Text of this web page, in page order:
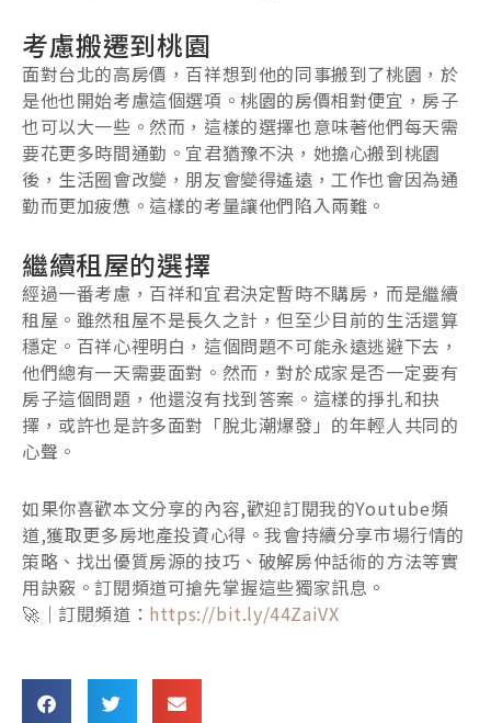
考慮搬遷到桃園
面對台北的高房價，百祥想到他的同事搬到了桃園，於
是他也開始考慮這個選項。桃園的房價相對便宜，房子
也可以大一些。然而，這樣的選擇也意味著他們每天需
要花更多時間通勤。宜君猶豫不決，她擔心搬到桃園
後，生活圈會改變，朋友會變得遙遠，工作也會因為通
勤而更加疲憊。這樣的考量讓他們陷入兩難。
繼續租屋的選擇
經過一番考慮，百祥和宜君決定暫時不購房，而是繼續
租屋。雖然租屋不是長久之計，但至少目前的生活還算
穩定。百祥心裡明白，這個問題不可能永遠逃避下去，
他們總有一天需要面對。然而，對於成家是否一定要有
房子這個問題，他還沒有找到答案。這樣的掙扎和抉
擇，或許也是許多面對「脫北潮爆發」的年輕人共同的
心聲。
如果你喜歡本文分享的內容,歡迎訂閱我的Youtube頻
道,獲取更多房地產投資心得。我會持續分享市場行情的
策略、找出優質房源的技巧、破解房仲話術的方法等實
用訣竅。訂閱頻道可搶先掌握這些獨家訊息。
🚀｜訂閱頻道： https://bit.ly/44ZaiVX